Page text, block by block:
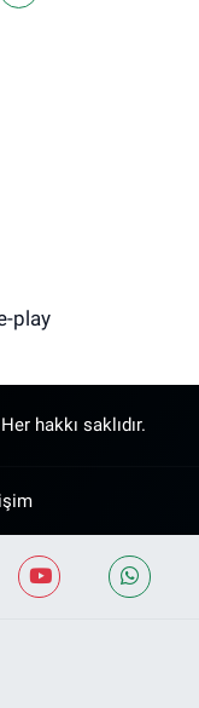
hakkı saklıdır.